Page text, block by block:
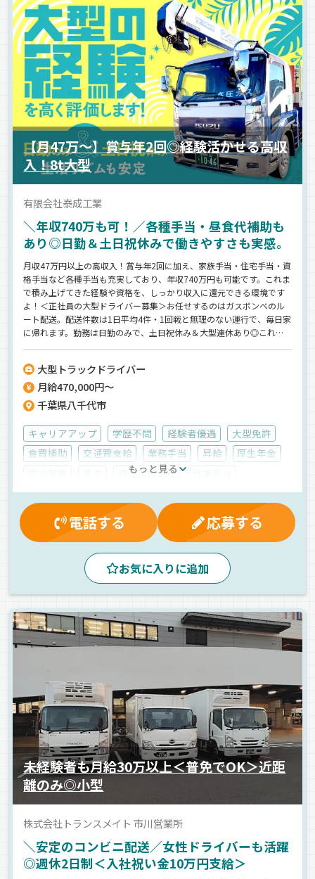
【月47万～】賞与年2回◎経験活かせる高収
入！8t大型
有限会社泰成工業
＼年収740万も可！／各種手当・昼食代補助も
あり◎日勤＆土日祝休みで働きやすさも実感。
月収47万円以上の高収入！賞与年2回に加え、家族手当・住宅手当・資
格手当など各種手当も充実しており、年収740万円も可能です。これま
で積み上げてきた経験や資格を、しっかり収入に還元できる環境です
よ！＜正社員の大型ドライバー募集＞お任せするのはガスボンベのル
ート配送。配送件数は1日平均4件・1回戦と無理のない運行で、毎日家
に帰れます。勤務は日勤のみで、土日祝休み＆大型連休あり◎これま
大型トラックドライバー
月給470,000円～
千葉県八千代市
キャリアアップ 学歴不問 経験者優遇
大型免許
食費補助
交通費支給 業務手当 昇給
厚生年金
資格取得制度
早出手当
家族手当 雇用保険
大型連休
有給休暇
健康保険
マイカー通勤可
制服・作業着貸与
朝 早朝 昼
夕方
ルート配送 地場 中距離
ユニック車 正社員
もっと見る
電話する 応募する
お気に入りに追加
未経験者も月給30万以上＜普免でOK＞近距
離のみ◎小型
株式会社トランスメイト 市川営業所
＼安定のコンビニ配送／女性ドライバーも活躍
◎週休2日制＜入社祝い金10万円支給＞